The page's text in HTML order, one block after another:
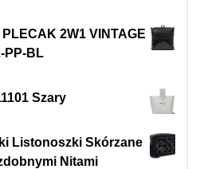
2W1 VINTAGE
PP-BL
Szary
Listonoszki Skórzane
Nitami